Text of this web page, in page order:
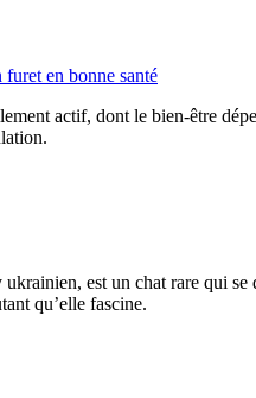
en bonne santé
actif, dont le bien-être
est un chat rare qui
qu’elle fascine.